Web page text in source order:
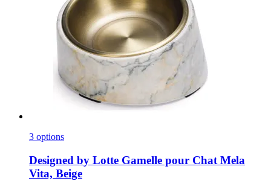
3 options
Designed by Lotte Gamelle pour Chat Mela
Vita, Beige